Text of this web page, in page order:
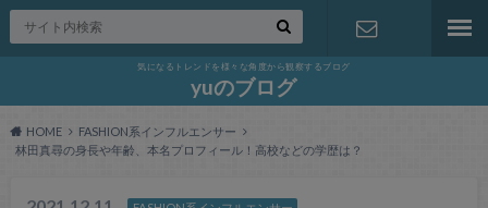
気になるトレンドを様々な角度から観察するブログ
yuのブログ
HOME
FASHION系インフルエンサー
林田真尋の身長や年齢、本名プロフィール！高校などの学歴は？